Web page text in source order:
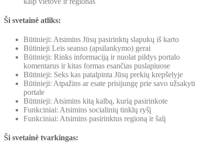
Ši svetainė atliks:
Būtinieji: Atsimins Jūsų pasirinktų slapukų iš karto
Būtinieji Leis seanso (apsilankymo) gerai
Būtinieji: Rinks informaciją ir nuolat pildys portalo
komentarus ir kitas formas esančias puslapiuose
Būtinieji: Seks kas patalpinta Jūsų prekių krepšelyje
Būtinieji: Atpažins ar esate prisijungę prie savo užsakyti
portale
Būtinieji: Atsimins kitą kalbą, kurią pasirinkote
Funkciniai: Atsimins socialinių tinklų ryšį
Funkciniai: Atsimins pasirinktus regioną ir šalį
Ši svetainė tvarkingas: